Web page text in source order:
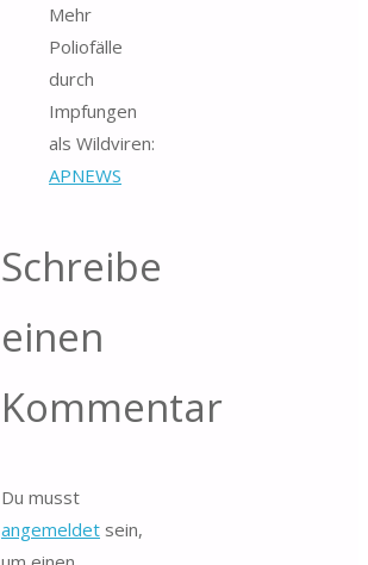
Mehr
Poliofälle
durch
Impfungen
als Wildviren:
APNEWS
Schreibe
einen
Kommentar
Du musst
angemeldet sein,